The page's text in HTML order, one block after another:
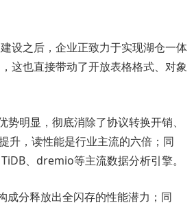
设之后，企业正致力于实现湖仓一体
这也直接带动了开放表格格式、对象
明显，彻底消除了协议转换开销、
升，读性能是行业主流的六倍；同
、dremio等主流数据分析引擎。
分释放出全闪存的性能潜力；同